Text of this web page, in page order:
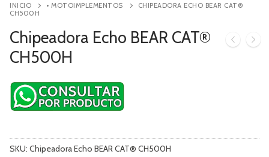
INICIO • MOTOIMPLEMENTOS
CHIPEADORA ECHO BEAR CAT®
CH500H
Chipeadora Echo BEAR CAT®
CH500H
SKU: Chipeadora Echo BEAR CAT® CH500H